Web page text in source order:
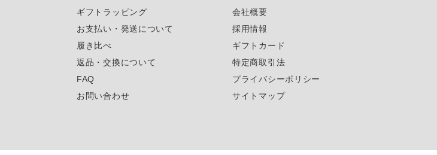
ギフトラッピング
お支払い・発送について
履き比べ
返品・交換について
FAQ
お問い合わせ
会社概要
採用情報
ギフトカード
特定商取引法
プライバシーポリシー
サイトマップ